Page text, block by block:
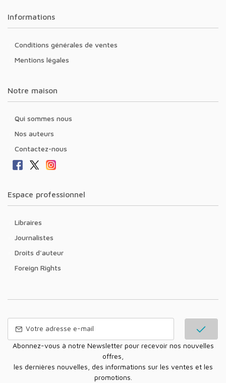
Informations
Conditions générales de ventes
Mentions légales
Notre maison
Qui sommes nous
Nos auteurs
Contactez-nous
Espace professionnel
Libraires
Journalistes
Droits d'auteur
Foreign Rights
Abonnez-vous à notre Newsletter pour recevoir nos nouvelles
offres,
les dernières nouvelles, des informations sur les ventes et les
promotions.